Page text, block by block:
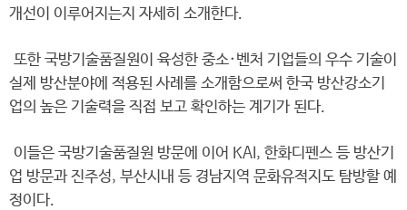
개선이 이루어지는지 자세히 소개한다.
또한 국방기술품질원이 육성한 중소·벤처 기업들의 우수 기술이
실제 방산분야에 적용된 사례를 소개함으로써 한국 방산강소기
업의 높은 기술력을 직접 보고 확인하는 계기가 된다.
이들은 국방기술품질원 방문에 이어 KAI, 한화디펜스 등 방산기
업 방문과 진주성, 부산시내 등 경남지역 문화유적지도 탐방할 예
정이다.